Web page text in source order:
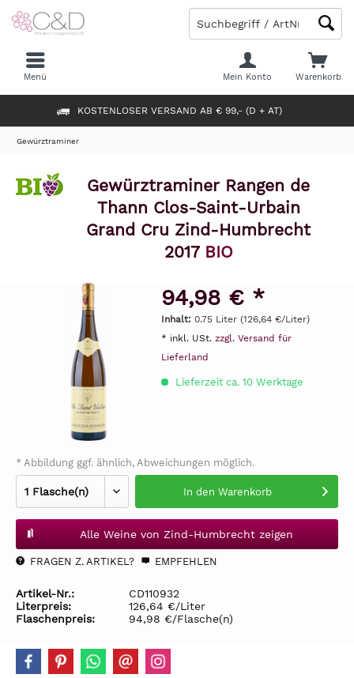
KOSTENLOSER VERSAND AB € 99,- (D + AT)
Warenkorb
Mein Konto
Menü
Gewürztraminer
Gewürztraminer Rangen de
Thann Clos-Saint-Urbain
Grand Cru Zind-Humbrecht
2017 BIO
94,98 € *
Inhalt: 0.75 Liter (126,64 €/Liter)
* inkl. USt. zzgl. Versand für
Lieferland
Lieferzeit ca. 10 Werktage
* Abbildung ggf. ähnlich, Abweichungen möglich.
In den Warenkorb
Alle Weine von Zind-Humbrecht zeigen
FRAGEN Z. ARTIKEL? EMPFEHLEN
Artikel-Nr.:
CD110932
Literpreis:
126,64 €/Liter
Flaschenpreis:
94,98 €/Flasche(n)